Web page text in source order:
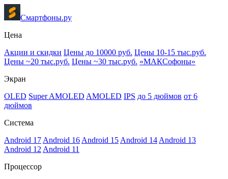
Смартфоны.ру
Цена
Акции и скидки Цены до 10000 руб. Цены 10-15 тыс.руб.
Цены ~20 тыс.руб. Цены ~30 тыс.руб. «МАКСофоны»
Экран
OLED Super AMOLED AMOLED IPS до 5 дюймов от 6
дюймов
Система
Android 17 Android 16 Android 15 Android 14 Android 13
Android 12 Android 11
Процессор